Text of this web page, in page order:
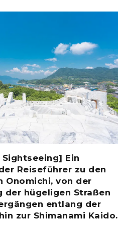
Ein
Reiseführer zu den
Onomichi, von der
der hügeligen Straßen
entlang der
zur Shimanami Kaido.